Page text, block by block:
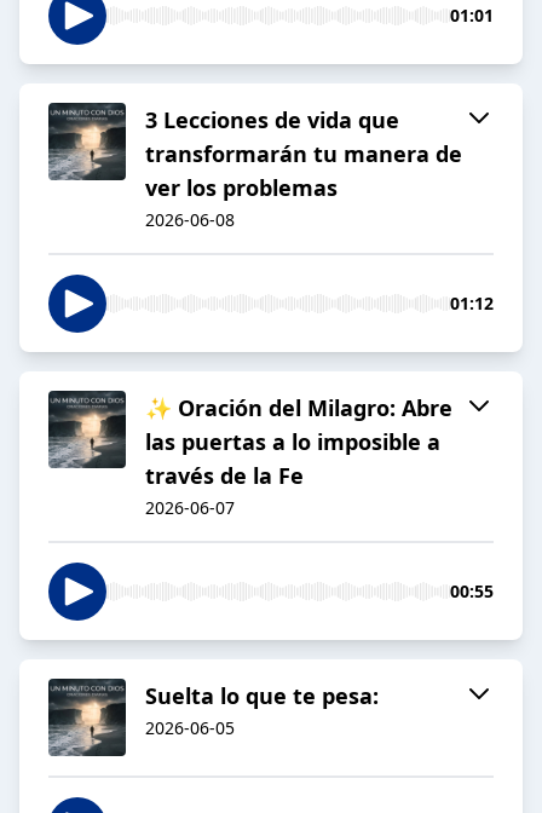
01:01
3 Lecciones de vida que
transformarán tu manera de
ver los problemas
2026-06-08
01:12
✨ Oración del Milagro: Abre
las puertas a lo imposible a
través de la Fe
2026-06-07
00:55
Suelta lo que te pesa:
2026-06-05